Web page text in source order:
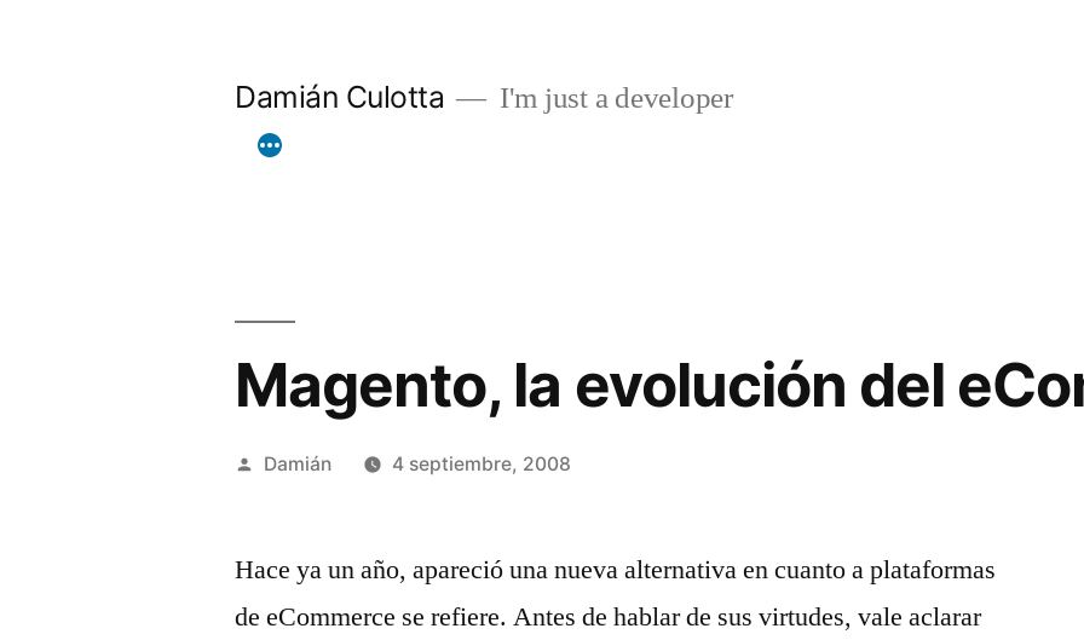
Damián Culotta I'm just a developer
Magento, la evolución del
Publicado
Damián 4 septiembre, 2008
Hace ya un año, apareció una nueva alternativa en cuanto a plataformas
de eCommerce se refiere. Antes de hablar de sus virtudes, vale aclarar